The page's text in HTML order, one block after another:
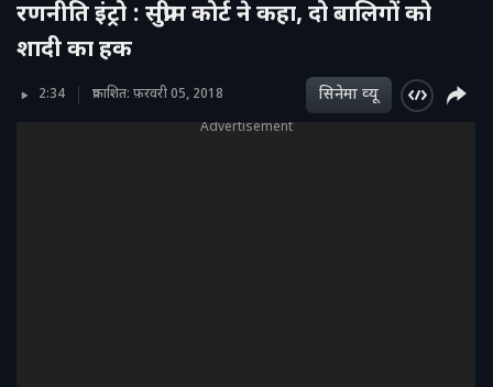
रणनीति इंट्रो : सुप्रीम कोर्ट ने कहा, दो बालिगों को
शादी का हक
2:34 प्रकाशित: फ़रवरी 05, 2018 सिनेमा व्‍यू
Advertisement